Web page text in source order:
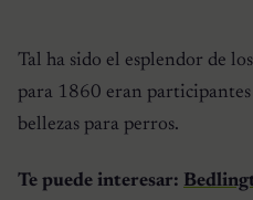
Tal ha sido el esplendor de los
para 1860 eran participantes
bellezas para perros.
Te puede interesar: